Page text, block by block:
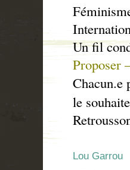
Un fil
Proposer
Chacun.e
le
Lou Garrou